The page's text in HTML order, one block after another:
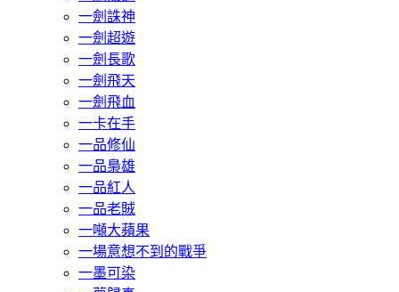
一劍誅神
一劍超遊
一劍長歌
一劍飛天
一劍飛血
一卡在手
一品修仙
一品梟雄
一品紅人
一品老賊
一噸大蘋果
一場意想不到的戰爭
一墨可染